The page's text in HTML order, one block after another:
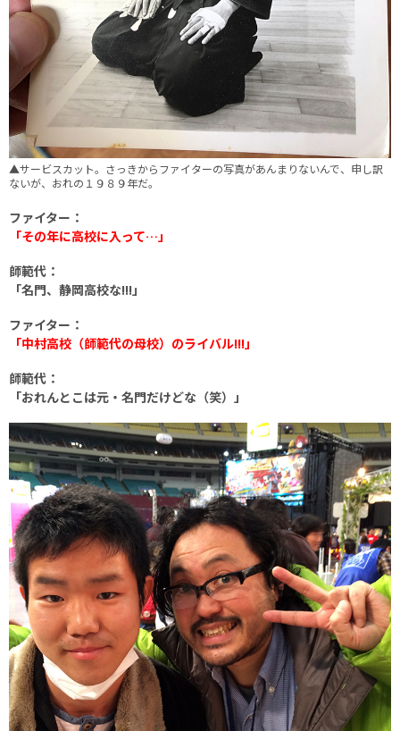
▲サービスカット。さっきからファイターの写真があんまりないんで、申し訳
ないが、おれの１９８９年だ。
ファイター：
「その年に高校に入って…」
師範代：
「名門、静岡高校な!!!」
ファイター：
「中村高校（師範代の母校）のライバル!!!」
師範代：
「おれんとこは元・名門だけどな（笑）」